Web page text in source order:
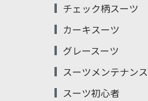
チェック柄スーツ
カーキスーツ
グレースーツ
スーツメンテナンス
スーツ初心者